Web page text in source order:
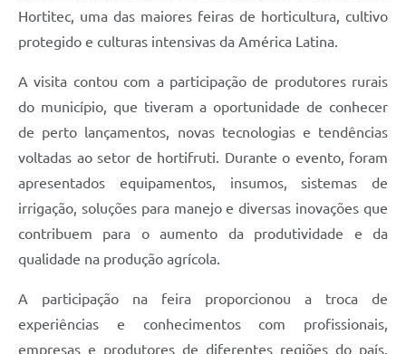
Hortitec, uma das maiores feiras de horticultura, cultivo
protegido e culturas intensivas da América Latina.
A visita contou com a participação de produtores rurais
do município, que tiveram a oportunidade de conhecer
de perto lançamentos, novas tecnologias e tendências
voltadas ao setor de hortifruti. Durante o evento, foram
apresentados equipamentos, insumos, sistemas de
irrigação, soluções para manejo e diversas inovações que
contribuem para o aumento da produtividade e da
qualidade na produção agrícola.
A participação na feira proporcionou a troca de
experiências e conhecimentos com profissionais,
empresas e produtores de diferentes regiões do país,